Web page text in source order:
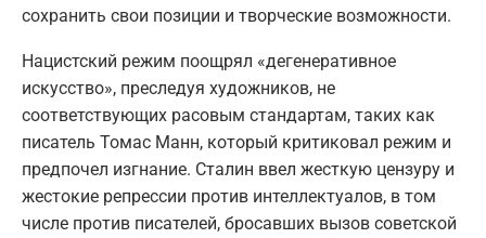
сохранить свои позиции и творческие возможности.
Нацистский режим поощрял «дегенеративное
искусство», преследуя художников, не
соответствующих расовым стандартам, таких как
писатель Томас Манн, который критиковал режим и
предпочел изгнание. Сталин ввел жесткую цензуру и
жестокие репрессии против интеллектуалов, в том
числе против писателей, бросавших вызов советской